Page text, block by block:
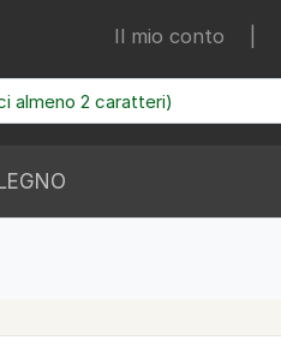
Il mio conto